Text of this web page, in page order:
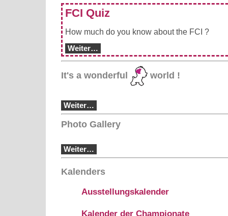
FCI Quiz
How much do you know about the FCI ?
Weiter…
It's a wonderful world !
Weiter…
Photo Gallery
Weiter…
Kalenders
Ausstellungskalender
Kalender der Championate